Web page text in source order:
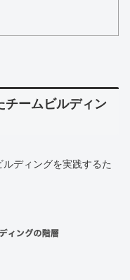
チームビルディン
ディングを実践するた